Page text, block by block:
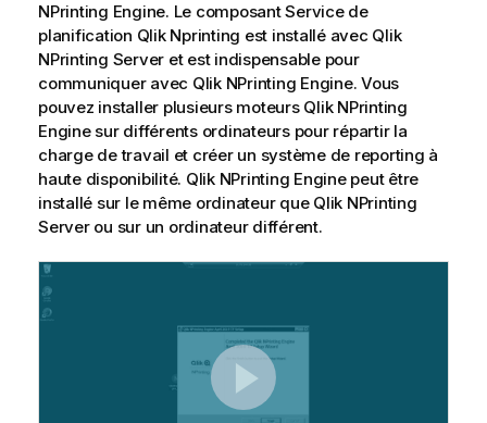
NPrinting Engine. Le composantService de
planification Qlik Nprinting est installé avec Qlik
NPrinting Server et est indispensable pour
communiquer avec Qlik NPrinting Engine. Vous
pouvez installer plusieurs moteurs Qlik NPrinting
Enginesur différents ordinateurs pour répartir la
charge de travail et créer un système de reporting à
haute disponibilité. Qlik NPrinting Enginepeut être
installé sur le même ordinateur que Qlik NPrinting
Serverou sur un ordinateur différent.